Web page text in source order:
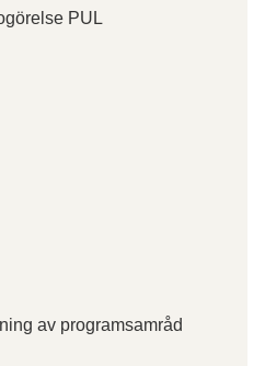
PUL
av programsamråd